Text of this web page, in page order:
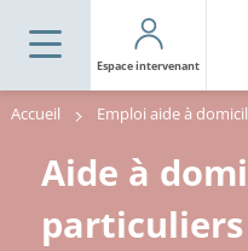
Espace intervenant
Accueil Emploi aide à
Aide à
particuliers